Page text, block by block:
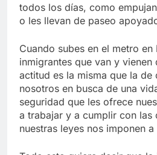
todos los días, como
o les llevan de paseo
Cuando subes en el metro
inmigrantes que van y vienen
actitud es la misma que la de
nosotros en busca de una
seguridad que les ofrece
a trabajar y a cumplir con las
nuestras leyes nos imponen